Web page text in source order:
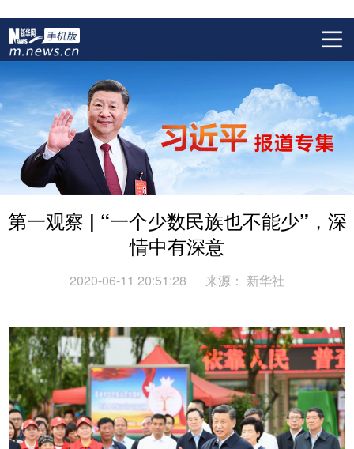
第一观察 | “一个少数民族也不能少”，深
情中有深意
2020-06-11 20:51:28 来源： 新华社